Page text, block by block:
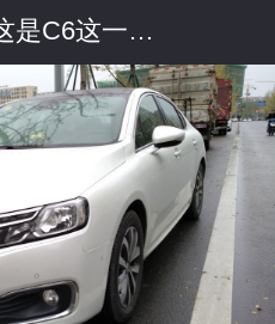
坐巴适了！这是C6这一年多来对我最好的回馈